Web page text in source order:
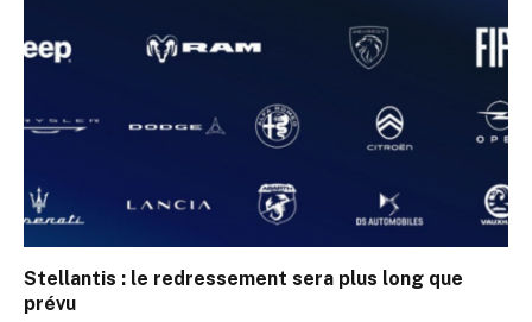
Stellantis : le redressement sera plus long que
prévu